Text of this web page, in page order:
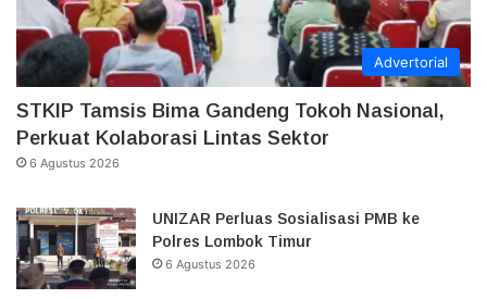
Advertorial
STKIP Tamsis Bima Gandeng Tokoh Nasional,
Perkuat Kolaborasi Lintas Sektor
6 Agustus 2026
UNIZAR Perluas Sosialisasi PMB ke
Polres Lombok Timur
6 Agustus 2026